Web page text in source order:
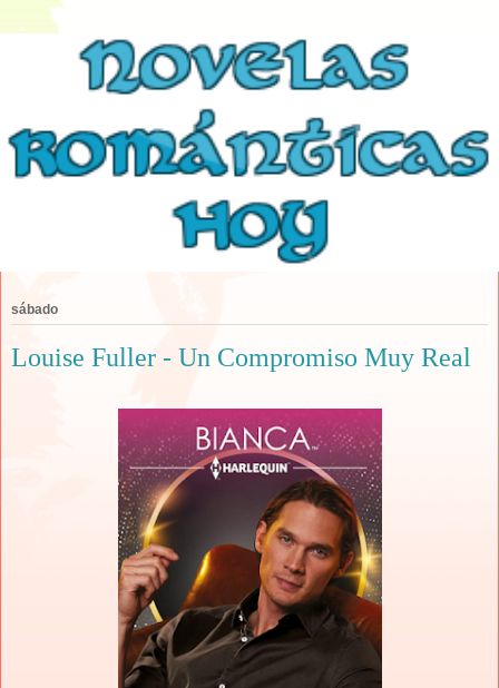
sábado
Louise Fuller - Un Compromiso Muy Real